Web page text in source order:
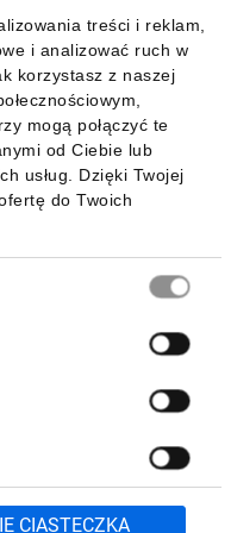
treści i reklam,
i analizować ruch w
korzystasz z naszej
mogą połączyć te
od Ciebie lub
usług. Dzięki Twojej
do Twoich
CIASTECZKA
BL w styczniku z serii
24V DC. Nowa
mocy niż wersja
z cewką BL nie ma
4 torowych
P5 w styczniku z serii
napięcie sterowania
jest na nasz lokalny
do stosowania na rynku
składającego
mobilną:
37 61 600